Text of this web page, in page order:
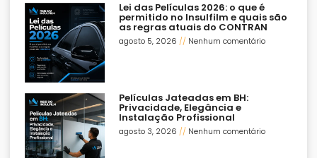
Lei das Películas 2026: o que é
permitido no Insulfilm e quais são
as regras atuais do CONTRAN
agosto 5, 2026 Nenhum comentário
Películas Jateadas em BH:
Privacidade, Elegância e
Instalação Profissional
agosto 3, 2026 Nenhum comentário